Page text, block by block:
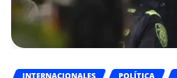
INTERNACIONALES POLÍTICA